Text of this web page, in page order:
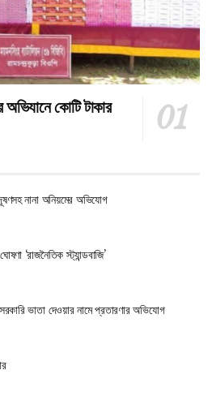
অভিযানে কোটি টাকার
নানা অনিয়মের অভিযোগ
‘রাজনৈতিক স্ট্যান্ডবাজি’
ভাতা দেওয়ার নামে প্রতারণার অভিযোগ